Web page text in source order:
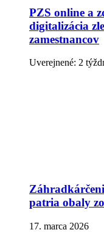
PZS online a
digitalizácia
zamestnancov
Uverejnené: 2
patria obaly
17. marca 2026